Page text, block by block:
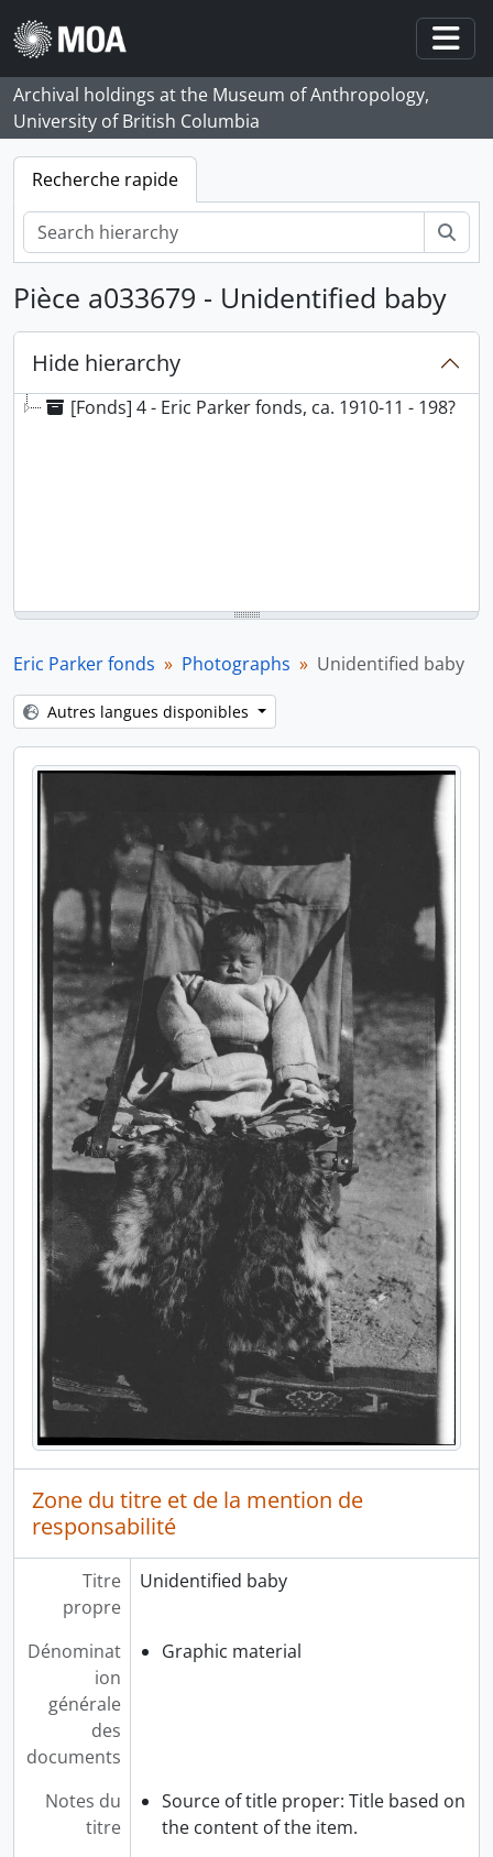
Skip to main content
Archival holdings at the Museum of Anthropology,
University of British Columbia
Recherche rapide
Pièce a033679 - Unidentified baby
Hide hierarchy
[Fonds] 4 - Eric Parker fonds, ca. 1910-11 - 198?
Eric Parker fonds Photographs Unidentified baby
Autres langues disponibles
Zone du titre et de la mention de
responsabilité
Titre
propre
Unidentified baby
Dénominat
ion
générale
des
documents
Graphic material
Notes du
titre
Source of title proper: Title based on
the content of the item.